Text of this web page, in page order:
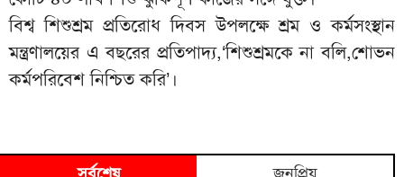
বিশ্ব শিশুশ্রম প্রতিরোধ দিবস উপলক্ষে শ্রম ও কর্মসংস্থান
মন্ত্রণালয়ের এ বছরের প্রতিপাদ্য,‘শিশুশ্রমকে না বলি,শোভন
কর্মপরিবেশ নিশ্চিত করি’।